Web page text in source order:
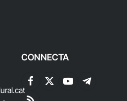
CONNECTA
Facebook
X
YouTubeTelegram